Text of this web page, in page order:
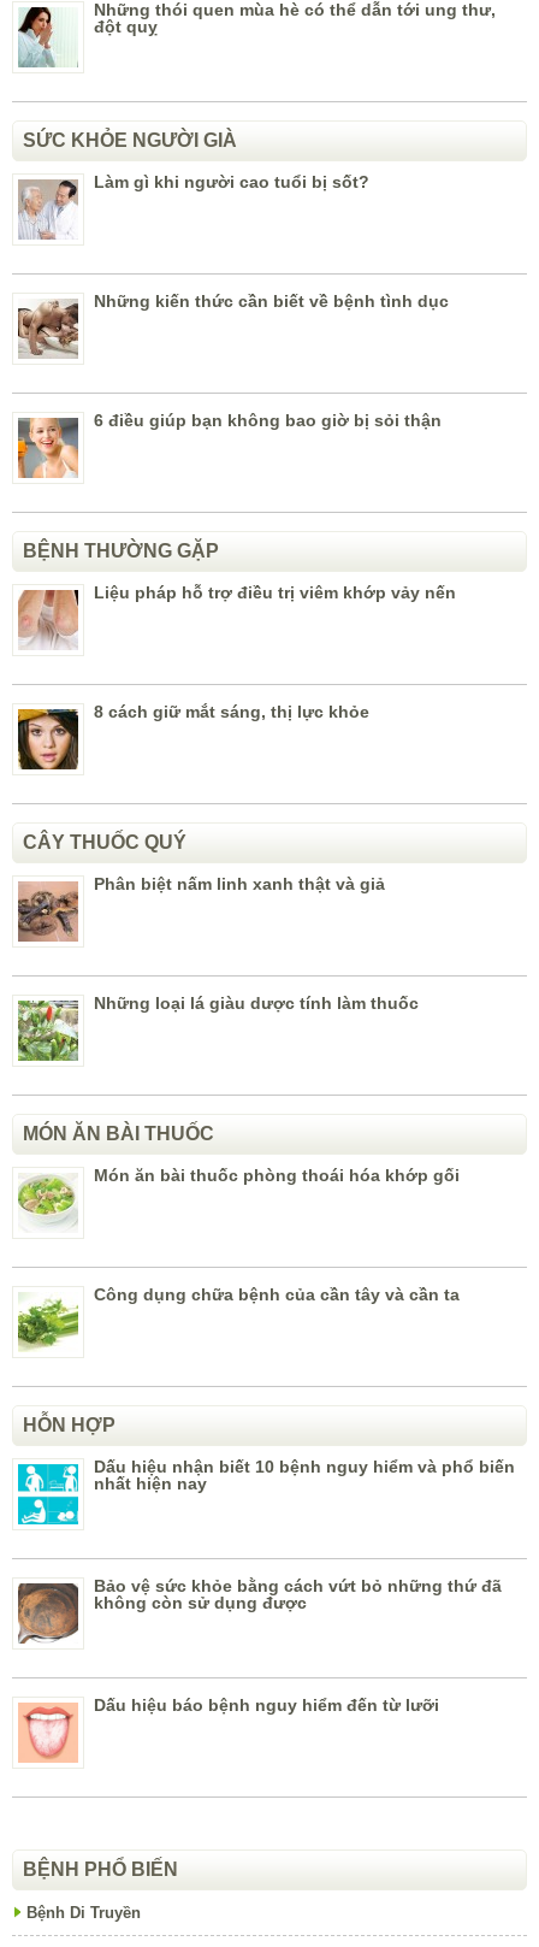
Những thói quen mùa hè có thể dẫn tới ung thư,
đột quỵ
SỨC KHỎE NGƯỜI GIÀ
Làm gì khi người cao tuổi bị sốt?
Những kiến thức cần biết về bệnh tình dục
6 điều giúp bạn không bao giờ bị sỏi thận
BỆNH THƯỜNG GẶP
Liệu pháp hỗ trợ điều trị viêm khớp vảy nến
8 cách giữ mắt sáng, thị lực khỏe
CÂY THUỐC QUÝ
Phân biệt nấm linh xanh thật và giả
Những loại lá giàu dược tính làm thuốc
MÓN ĂN BÀI THUỐC
Món ăn bài thuốc phòng thoái hóa khớp gối
Công dụng chữa bệnh của cần tây và cần ta
HỖN HỢP
Dấu hiệu nhận biết 10 bệnh nguy hiểm và phổ biến
nhất hiện nay
Bảo vệ sức khỏe bằng cách vứt bỏ những thứ đã
không còn sử dụng được
Dấu hiệu báo bệnh nguy hiểm đến từ lưỡi
BỆNH PHỔ BIẾN
Bệnh Di Truyền